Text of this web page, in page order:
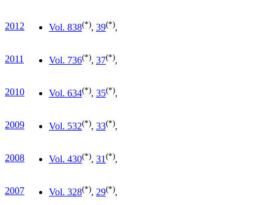
2012 Vol. 838(*), 39(*),
2011 Vol. 736(*), 37(*),
2010 Vol. 634(*), 35(*),
2009 Vol. 532(*), 33(*),
2008 Vol. 430(*), 31 (*),
2007 Vol. 328(*), 29(*),